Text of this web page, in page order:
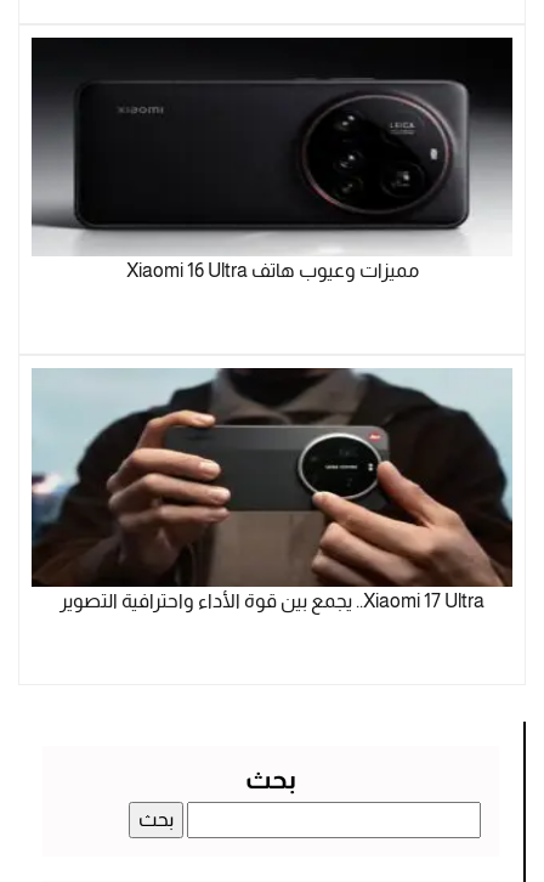
مميزات وعيوب هاتف Xiaomi 16 Ultra
Xiaomi 17 Ultra.. يجمع بين قوة الأداء واحترافية التصوير
بحث
عن: